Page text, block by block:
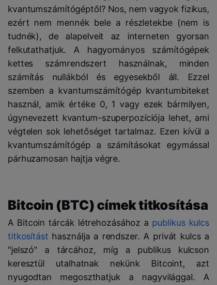
kvantumszámítógéptől? Nos, nem vagyok fizikus,
ezért nem mennék bele a részletekbe (nem is
tudnék), de alapelveit az interneten gyorsan
felkutathatjuk. A hagyományos számítógépek
kettes számrendszert használnak, minden
számítás nullákból és egyesekből áll. Ezzel
szemben a kvantumszámítógép kvantumbiteket
használ, amik értéke 0, 1 vagy ezek bármilyen,
úgynevezett kvantum-szuperpozíciója lehet, ami
végtelen sok lehetőséget tartalmaz. Ezen kívül a
kvantumszámítógép a számításokat egymással
párhuzamosan hajtja végre.
Bitcoin (BTC) címek titkosítása
A Bitcoin tárcák létrehozásához a publikus kulcs
titkosítást használja a rendszer. A privát kulcs a
"jelszó" a tárcához, míg a publikus kulcson
keresztül utalhatnak nekünk Bitcoint, azt
nyugodtan megoszthatjuk a nagyvilággal. A